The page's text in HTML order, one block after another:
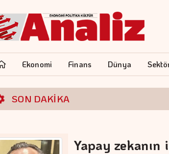
Ekonomi Finans Dünya
SON DAKİKA
Yapay